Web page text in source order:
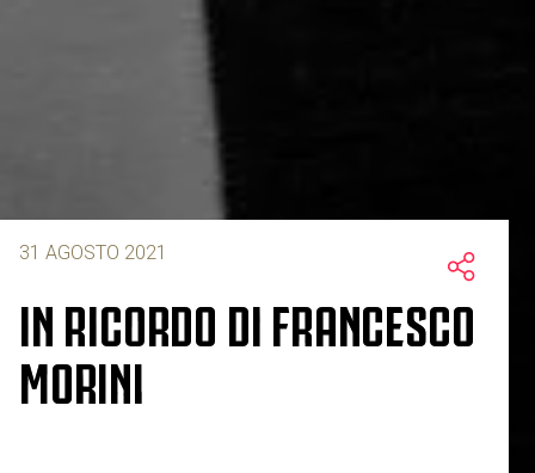
31 AGOSTO 2021
IN RICORDO DI FRANCESCO
MORINI